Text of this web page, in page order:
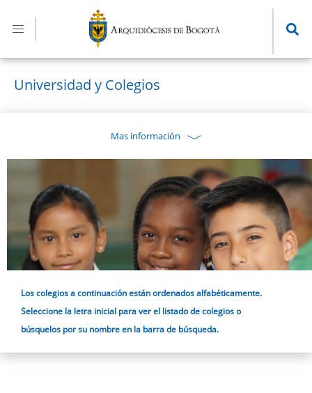
contenido
principal
Universidad y Colegios
Mas información
Los colegios a continuación están ordenados alfabéticamente.
Seleccione la letra inicial para ver el listado de colegios o
búsquelos por su nombre en la barra de búsqueda.